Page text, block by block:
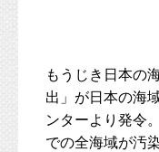
それは、
ご紹介特典がと
＼フ
牧
あっ！クリームが指に！
「あたし おか
という繰り返し
良い母親として
そして、そうい
大丈夫そうだと
た。
もうじき日本の
出」が日本の海
ンターより発令
での全海域が汚